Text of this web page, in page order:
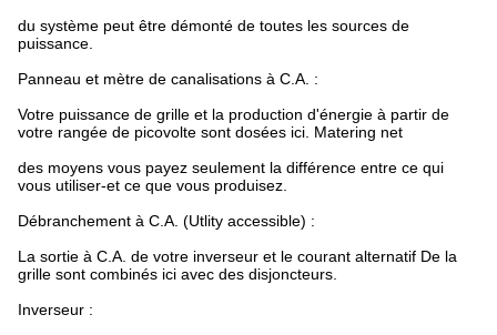
du système peut être démonté de toutes les sources de
puissance.
Panneau et mètre de canalisations à C.A. :
Votre puissance de grille et la production d'énergie à partir de
votre rangée de picovolte sont dosées ici. Matering net
des moyens vous payez seulement la différence entre ce qui
vous utiliser-et ce que vous produisez.
Débranchement à C.A. (Utlity accessible) :
La sortie à C.A. de votre inverseur et le courant alternatif De la
grille sont combinés ici avec des disjoncteurs.
Inverseur :